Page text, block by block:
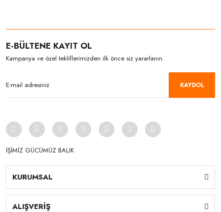
E-BÜLTENE KAYIT OL
Kampanya ve özel tekliflerimizden ilk önce siz yararlanın.
KAYDOL
İŞİMİZ GÜCÜMÜZ BALIK
KURUMSAL
ALIŞVERİŞ